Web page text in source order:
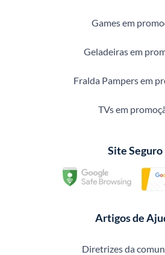
Games em
Geladeiras em
Fralda Pampers em
TVs em
Site Seguro
Artigos de
Diretrizes da